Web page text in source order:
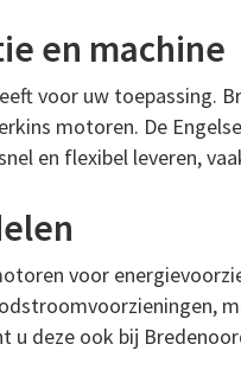
en machine
voor uw toepassing.
motoren. De
en flexibel leveren,
voor
u deze ook bij